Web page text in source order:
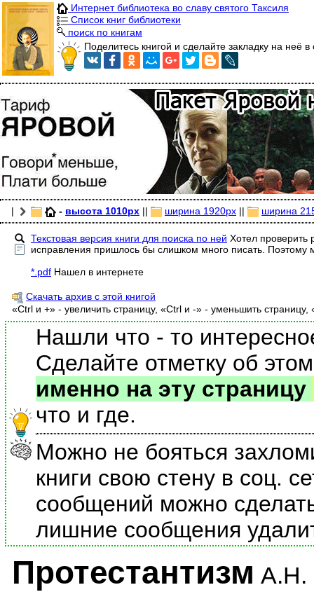
Интернет библиотека во славу святого Таксиля
Список книг библиотеки
поиск по книгам
Поделитесь книгой и сделайте закладку на неё
| - высота 1010px || ширина 1920px || ширина
Текстовая версия книги для поиска по ней Хотел проверить
исправления пришлось бы слишком много писать. Поэтому
*.pdf Нашел в интернете
Скачать архив с этой книгой
«Ctrl и +» - увеличить страницу, «Ctrl и -» - уменьшить
Нашли что - то
Сделайте отметку об
именно на эту страницу
что и где.
Можно не бояться
книги свою стену в соц.
сообщений можно
лишние сообщения
Протестантизм А.Н.